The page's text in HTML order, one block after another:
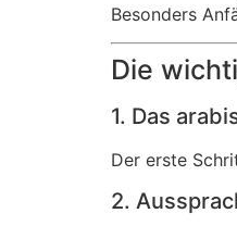
Besonders
Die
1. Das
Der erste
2.